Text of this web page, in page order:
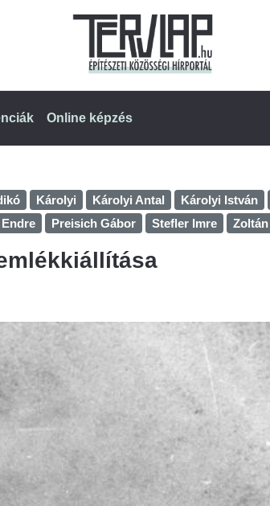
Online képzés
Károlyi Károlyi Antal Károlyi István
Preisich Gábor Stefler Imre